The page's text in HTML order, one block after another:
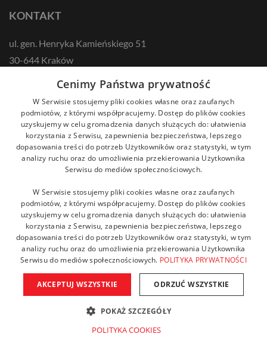
KONTAKT
ul. gen. Henryka Kamieńskiego 51
30-644 Kraków
kontakt@zikodlazdrowia.org
DOWIEDZ SIĘ WIĘCEJ!
Copyright © 2021 Fundacja ZIKO dla zdrowia. Wszelkie prawa
zastrzeżone. Powered by AMGS.
Cenimy Państwa prywatność
W Serwisie stosujemy pliki cookies własne oraz zaufanych
podmiotów, z którymi współpracujemy. Dostęp do plików cookies
uzyskujemy w celu gromadzenia danych służących do: ułatwienia
korzystania z Serwisu, zapewnienia bezpieczeństwa, lepszego
dopasowania treści do potrzeb Użytkowników oraz statystyki, w tym
analizy ruchu oraz do umożliwienia przekierowania Użytkownika
Serwisu do mediów społecznościowych.
W Serwisie stosujemy pliki cookies własne oraz zaufanych
podmiotów, z którymi współpracujemy. Dostęp do plików cookies
uzyskujemy w celu gromadzenia danych służących do: ułatwienia
korzystania z Serwisu, zapewnienia bezpieczeństwa, lepszego
dopasowania treści do potrzeb Użytkowników oraz statystyki, w tym
analizy ruchu oraz do umożliwienia przekierowania Użytkownika
Serwisu do mediów społecznościowych. POLITYKA PRYWATNOŚCI
AKCEPTUJ WSZYSTKIE ODRZUĆ WSZYSTKIE
POKAŻ SZCZEGÓŁY
POLITYKA COOKIES